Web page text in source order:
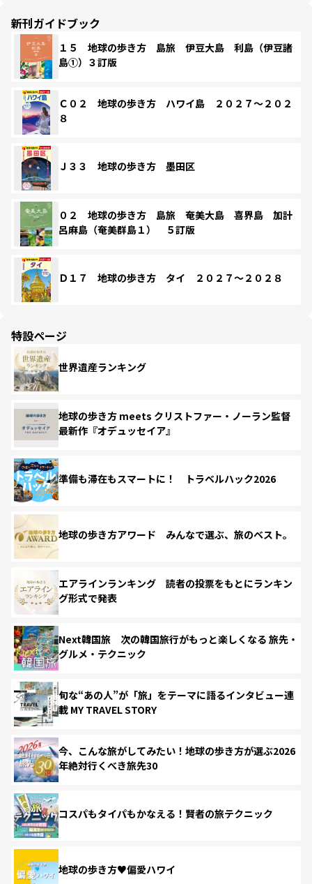
新刊ガイドブック
１５ 地球の歩き方 島旅 伊豆大島 利島（伊豆諸
島①）３訂版
Ｃ０２ 地球の歩き方 ハワイ島 ２０２７～２０２
８
Ｊ３３ 地球の歩き方 墨田区
０２ 地球の歩き方 島旅 奄美大島 喜界島 加計
呂麻島（奄美群島１） ５訂版
Ｄ１７ 地球の歩き方 タイ ２０２７～２０２８
特設ページ
世界遺産ランキング
地球の歩き方 meets クリストファー・ノーラン監督
最新作『オデュッセイア』
準備も滞在もスマートに！ トラベルハック2026
地球の歩き方アワード みんなで選ぶ、旅のベスト。
エアラインランキング 読者の投票をもとにランキン
グ形式で発表
Next韓国旅 次の韓国旅行がもっと楽しくなる 旅先・
グルメ・テクニック
旬な“あの人”が「旅」をテーマに語るインタビュー連
載 MY TRAVEL STORY
今、こんな旅がしてみたい！地球の歩き方が選ぶ2026
年絶対行くべき旅先30
コスパもタイパもかなえる！賢者の旅テクニック
地球の歩き方♥偏愛ハワイ